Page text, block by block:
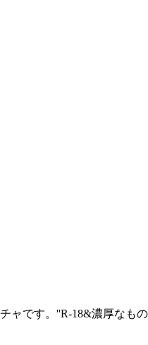
ャです。''R-18&濃厚なも